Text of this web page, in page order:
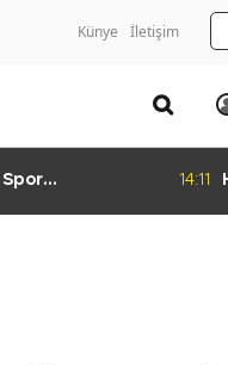
Künye İletişim
14:11